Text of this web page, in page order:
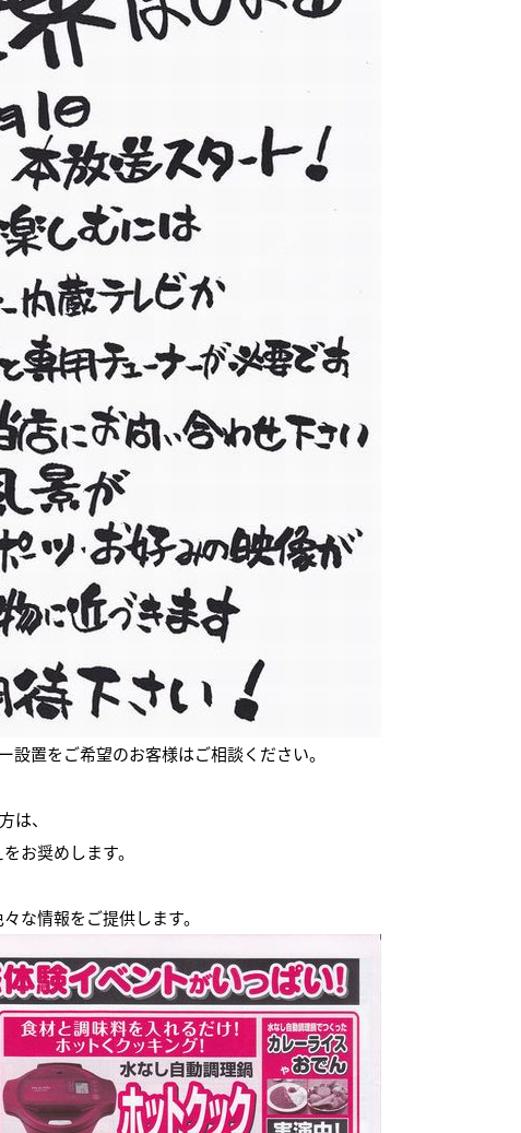
設置をご希望のお客様はご相談ください。
は、
お奨めします。
な情報をご提供します。